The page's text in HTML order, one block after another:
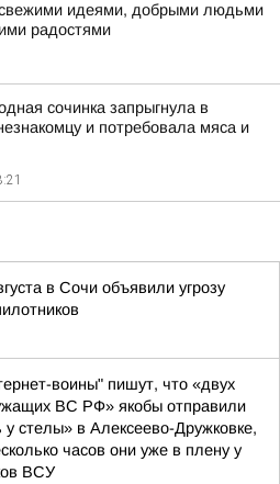
идеями, добрыми людьми
радостями
сочинка запрыгнула в
и потребовала мяса и
в Сочи объявили угрозу
воины" пишут, что «двух
ВС РФ» якобы отправили
у стелы» в Алексеево-Дружковке,
часов они уже в плену у
ВСУ